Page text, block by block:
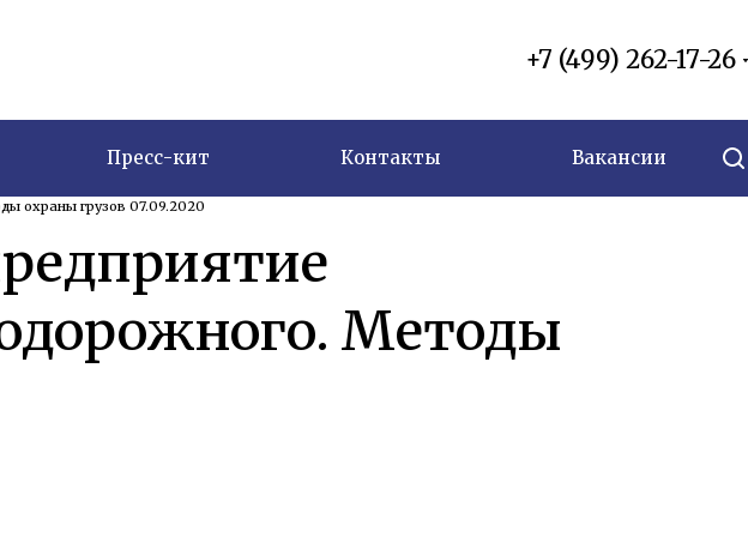
+7 (499) 262-17-26
Пресс-кит Контакты Вакансии
охраны грузов 07.09.2020
Методы